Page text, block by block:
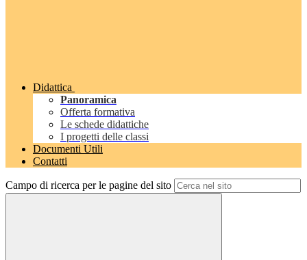
Didattica
Panoramica
Offerta formativa
Le schede didattiche
I progetti delle classi
Documenti Utili
Contatti
Campo di ricerca per le pagine del sito